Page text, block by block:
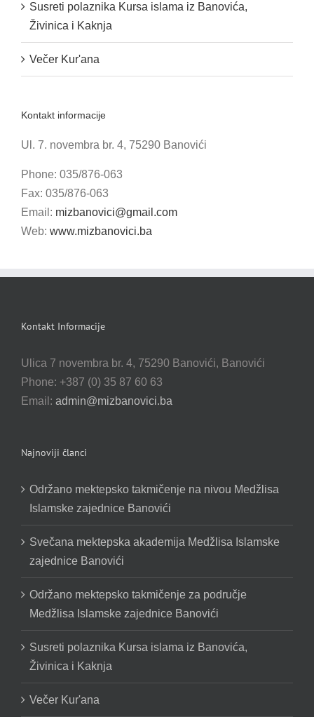
Susreti polaznika Kursa islama iz Banovića,
Živinica i Kaknja
Večer Kur'ana
Kontakt informacije
Ul. 7. novembra br. 4, 75290 Banovići
Phone: 035/876-063
Fax: 035/876-063
Email: mizbanovici@gmail.com
Web: www.mizbanovici.ba
Kontakt Informacije
Ulica 7 novembra br. 4, 75290 Banovići, Banovići
Phone: +387 (0) 35 87 60 63
Email: admin@mizbanovici.ba
Najnoviji članci
Održano mektepsko takmičenje na nivou Medžlisa
Islamske zajednice Banovići
Svečana mektepska akademija Medžlisa Islamske
zajednice Banovići
Održano mektepsko takmičenje za područje
Medžlisa Islamske zajednice Banovići
Susreti polaznika Kursa islama iz Banovića,
Živinica i Kaknja
Večer Kur'ana